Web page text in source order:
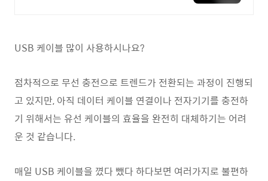
USB 케이블 많이 사용하시나요?
점차적으로 무선 충전으로 트렌드가 전환되는 과정이 진행되
고 있지만, 아직 데이터 케이블 연결이나 전자기기를 충전하
기 위해서는 유선 케이블의 효율을 완전히 대체하기는 어려
운 것 같습니다.
매일 USB 케이블을 꼈다 뺐다 하다보면 여러가지로 불편하